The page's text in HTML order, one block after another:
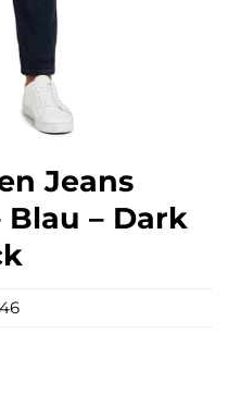
Jeans
Blau – Dark